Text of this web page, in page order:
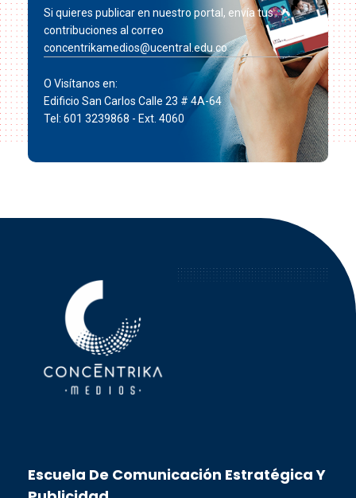
Si quieres publicar en nuestro portal, envía tus
contribuciones al correo
concentrikamedios@ucentral.edu.co
O Visítanos en:
Edificio San Carlos Calle 23 # 4A-64
Tel: 601 3239868 - Ext. 4060
Escuela De Comunicación Estratégica Y